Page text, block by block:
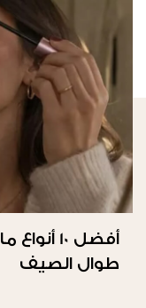
أفضل 10
طوال الصيف